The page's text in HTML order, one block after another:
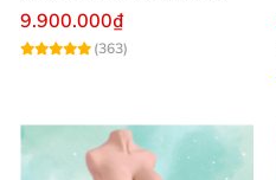
giao nhanh
9.900.000₫
(363)